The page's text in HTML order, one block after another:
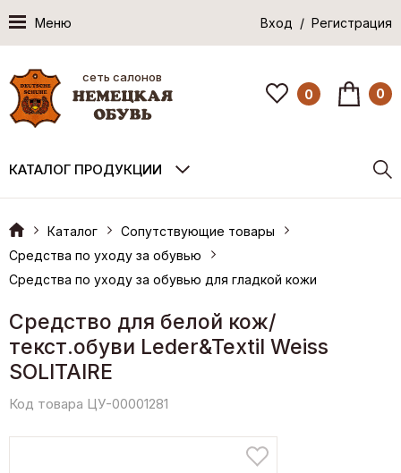
Меню Вход / Регистрация
сеть салонов
0 0
КАТАЛОГ ПРОДУКЦИИ
Каталог
Сопутствующие товары
Средства по уходу за обувью
Средства по уходу за обувью для гладкой кожи
Средство для белой кож/
текст.обуви Leder&Textil Weiss
SOLITAIRE
Код товара ЦУ-00001281